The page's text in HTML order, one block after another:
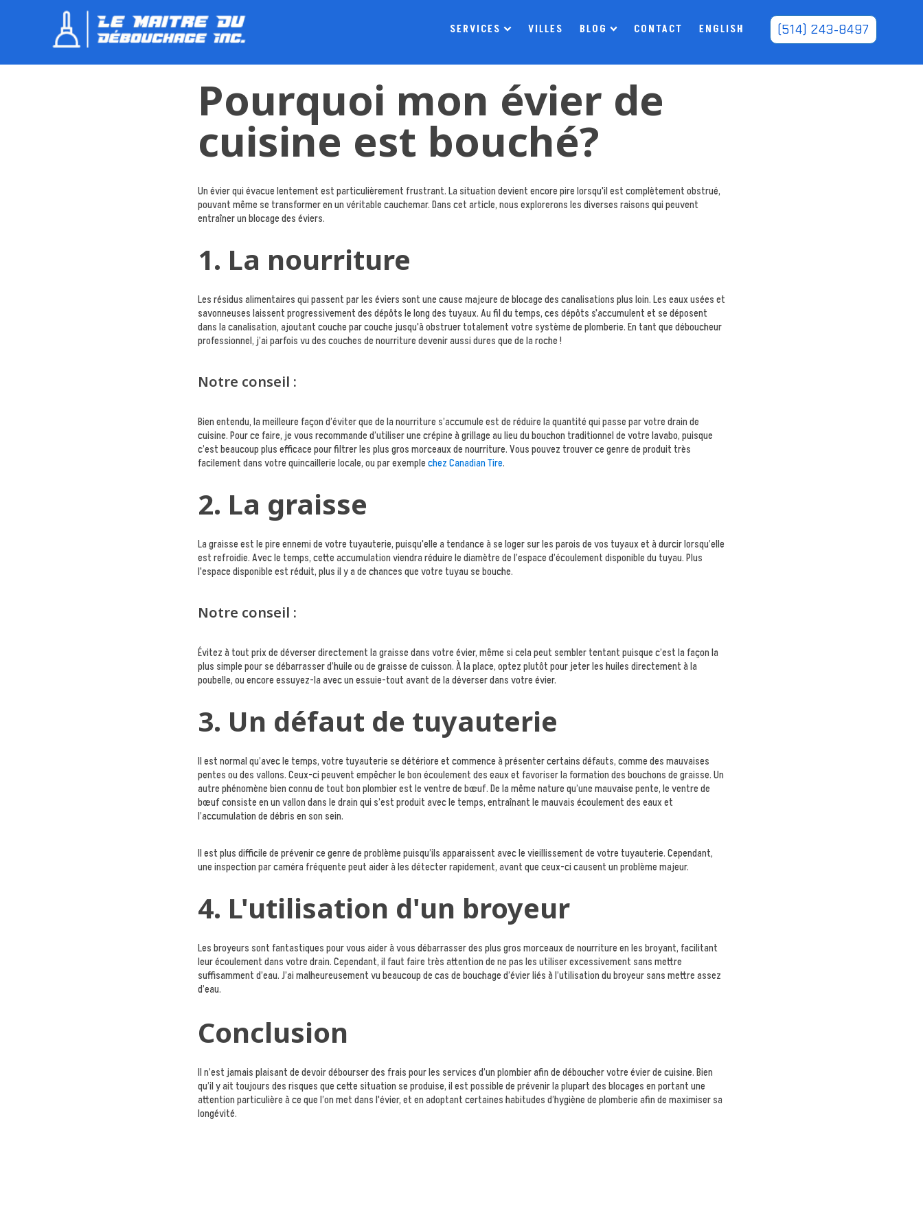
SERVICES VILLES BLOG CONTACT ENGLISH (514) 243-8497
Pourquoi mon évier de
cuisine est bouché?
Un évier qui évacue lentement est particulièrement frustrant. La situation devient encore pire lorsqu'il est complètement obstrué,
pouvant même se transformer en un véritable cauchemar. Dans cet article, nous explorerons les diverses raisons qui peuvent
entraîner un blocage des éviers.
1. La nourriture
Les résidus alimentaires qui passent par les éviers sont une cause majeure de blocage des canalisations plus loin. Les eaux usées et
savonneuses laissent progressivement des dépôts le long des tuyaux. Au fil du temps, ces dépôts s'accumulent et se déposent
dans la canalisation, ajoutant couche par couche jusqu'à obstruer totalement votre système de plomberie. En tant que déboucheur
professionnel, j’ai parfois vu des couches de nourriture devenir aussi dures que de la roche !
Notre conseil :
Bien entendu, la meilleure façon d’éviter que de la nourriture s’accumule est de réduire la quantité qui passe par votre drain de
cuisine. Pour ce faire, je vous recommande d’utiliser une crépine à grillage au lieu du bouchon traditionnel de votre lavabo, puisque
c’est beaucoup plus efficace pour filtrer les plus gros morceaux de nourriture. Vous pouvez trouver ce genre de produit très
facilement dans votre quincaillerie locale, ou par exemplechez Canadian Tire.
2. La graisse
La graisse est le pire ennemi de votre tuyauterie, puisqu'elle a tendance à se loger sur les parois de vos tuyaux et à durcir lorsqu’elle
est refroidie. Avec le temps, cette accumulation viendra réduire le diamètre de l’espace d’écoulement disponible du tuyau. Plus
l'espace disponible est réduit, plus il y a de chances que votre tuyau se bouche.
Notre conseil :
Évitez à tout prix de déverser directement la graisse dans votre évier, même si cela peut sembler tentant puisque c’est la façon la
plus simple pour se débarrasser d’huile ou de graisse de cuisson. À la place, optez plutôt pour jeter les huiles directement à la
poubelle, ou encore essuyez-la avec un essuie-tout avant de la déverser dans votre évier.
3. Un défaut de tuyauterie
Il est normal qu’avec le temps, votre tuyauterie se détériore et commence à présenter certains défauts, comme des mauvaises
pentes ou des vallons. Ceux-ci peuvent empêcher le bon écoulement des eaux et favoriser la formation des bouchons de graisse. Un
autre phénomène bien connu de tout bon plombier est le ventre de bœuf. De la même nature qu’une mauvaise pente, le ventre de
bœuf consiste en un vallon dans le drain qui s’est produit avec le temps, entraînant le mauvais écoulement des eaux et
l’accumulation de débris en son sein.
Il est plus difficile de prévenir ce genre de problème puisqu’ils apparaissent avec le vieillissement de votre tuyauterie. Cependant,
une inspection par caméra fréquente peut aider à les détecter rapidement, avant que ceux-ci causent un problème majeur.
4. L'utilisation d'un broyeur
Les broyeurs sont fantastiques pour vous aider à vous débarrasser des plus gros morceaux de nourriture en les broyant, facilitant
leur écoulement dans votre drain. Cependant, il faut faire très attention de ne pas les utiliser excessivement sans mettre
suffisamment d’eau. J’ai malheureusement vu beaucoup de cas de bouchage d’évier liés à l’utilisation du broyeur sans mettre assez
d’eau.
Conclusion
Il n’est jamais plaisant de devoir débourser des frais pour les services d’un plombier afin de déboucher votre évier de cuisine. Bien
qu’il y ait toujours des risques que cette situation se produise, il est possible de prévenir la plupart des blocages en portant une
attention particulière à ce que l’on met dans l'évier, et en adoptant certaines habitudes d’hygiène de plomberie afin de maximiser sa
longévité.